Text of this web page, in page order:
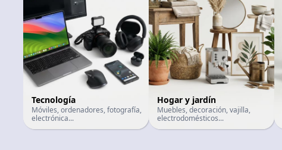
Tecnología
Móviles, ordenadores, fotografía,
electrónica...
Hogar y jardín
Muebles, decoración, vajilla,
electrodomésticos...